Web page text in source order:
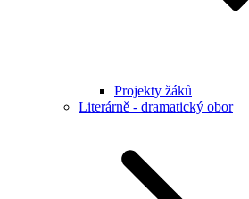
Projekty žáků
Literárně - dramatický obor